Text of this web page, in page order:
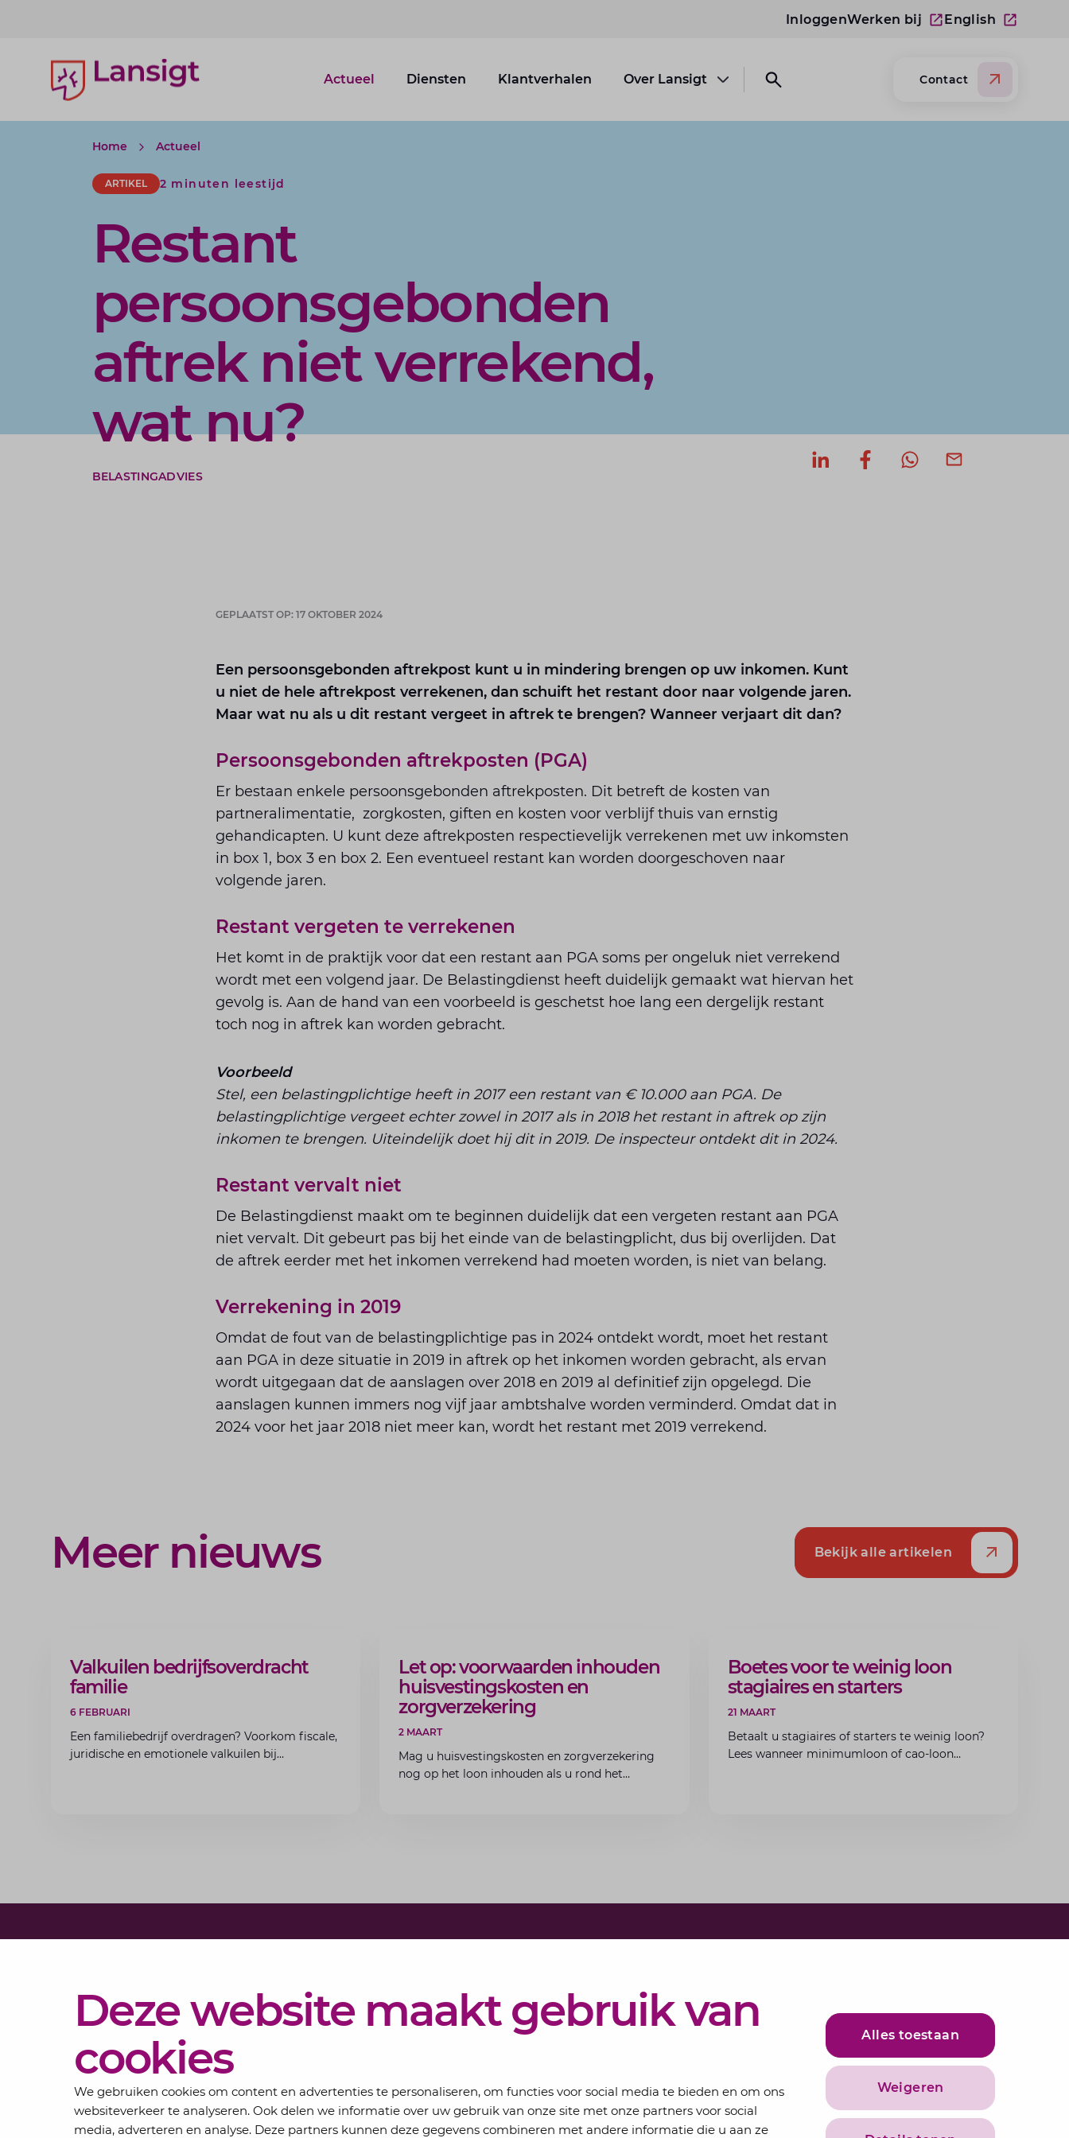
Deze website maakt gebruik van
cookies
We gebruiken cookies om content en advertenties te personaliseren, om functies voor social media te bieden en om ons
websiteverkeer te analyseren. Ook delen we informatie over uw gebruik van onze site met onze partners voor social
media, adverteren en analyse. Deze partners kunnen deze gegevens combineren met andere informatie die u aan ze
Alles toestaan
Weigeren
InloggenWerken bij English
Lansigt Accountants logo
Actueel Diensten Klantverhalen Over Lansigt
Open submenu Over Lansigt
Open search website
Contact
Home Actueel
ARTIKEL 2 minuten leestijd
Restant
persoonsgebonden
aftrek niet verrekend,
wat nu?
BELASTINGADVIES
GEPLAATST OP: 17 OKTOBER 2024
Een persoonsgebonden aftrekpost kunt u in mindering brengen op uw inkomen. Kunt
u niet de hele aftrekpost verrekenen, dan schuift het restant door naar volgende jaren.
Maar wat nu als u dit restant vergeet in aftrek te brengen? Wanneer verjaart dit dan?
Persoonsgebonden aftrekposten (PGA)
Er bestaan enkele persoonsgebonden aftrekposten. Dit betreft de kosten van
partneralimentatie, zorgkosten, giften en kosten voor verblijf thuis van ernstig
gehandicapten. U kunt deze aftrekposten respectievelijk verrekenen met uw inkomsten
in box 1, box 3 en box 2. Een eventueel restant kan worden doorgeschoven naar
volgende jaren.
Restant vergeten te verrekenen
Het komt in de praktijk voor dat een restant aan PGA soms per ongeluk niet verrekend
wordt met een volgend jaar. De Belastingdienst heeft duidelijk gemaakt wat hiervan het
gevolg is. Aan de hand van een voorbeeld is geschetst hoe lang een dergelijk restant
toch nog in aftrek kan worden gebracht.
Voorbeeld
Stel, een belastingplichtige heeft in 2017 een restant van € 10.000 aan PGA. De
belastingplichtige vergeet echter zowel in 2017 als in 2018 het restant in aftrek op zijn
inkomen te brengen. Uiteindelijk doet hij dit in 2019. De inspecteur ontdekt dit in 2024.
Restant vervalt niet
De Belastingdienst maakt om te beginnen duidelijk dat een vergeten restant aan PGA
niet vervalt. Dit gebeurt pas bij het einde van de belastingplicht, dus bij overlijden. Dat
de aftrek eerder met het inkomen verrekend had moeten worden, is niet van belang.
Verrekening in 2019
Omdat de fout van de belastingplichtige pas in 2024 ontdekt wordt, moet het restant
aan PGA in deze situatie in 2019 in aftrek op het inkomen worden gebracht, als ervan
wordt uitgegaan dat de aanslagen over 2018 en 2019 al definitief zijn opgelegd. Die
aanslagen kunnen immers nog vijf jaar ambtshalve worden verminderd. Omdat dat in
2024 voor het jaar 2018 niet meer kan, wordt het restant met 2019 verrekend.
Meer nieuws Bekijk alle artikelen
ARTIKEL
Valkuilen bedrijfsoverdracht
familie
6 FEBRUARI
Een familiebedrijf overdragen? Voorkom fiscale,
juridische en emotionele valkuilen bij
ARTIKEL
Let op: voorwaarden inhouden
huisvestingskosten en
zorgverzekering
2 MAART
Mag u huisvestingskosten en zorgverzekering
nog op het loon inhouden als u rond het
ARTIKEL
Boetes voor te weinig loon
stagiaires en starters
21 MAART
Betaalt u stagiaires of starters te weinig loon?
Lees wanneer minimumloon of cao-loon
Actueel
Over
Contact
Elke maand bundelen de adviseurs van Lansigt in de
eSigt het nieuws.
Inschrijven